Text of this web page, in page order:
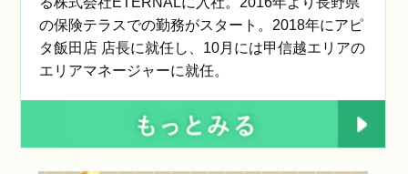
の保険テラスでの勤務がスタート。2018年にアピ
タ飯田店 店長に就任し、10月には甲信越エリアの
エリアマネージャーに就任。